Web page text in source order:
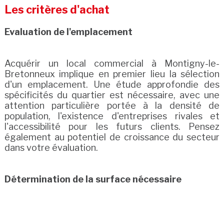
Les critères d'achat
Evaluation de l'emplacement
Acquérir un local commercial à Montigny-le-
Bretonneux implique en premier lieu la sélection
d'un emplacement. Une étude approfondie des
spécificités du quartier est nécessaire, avec une
attention particulière portée à la densité de
population, l'existence d'entreprises rivales et
l'accessibilité pour les futurs clients. Pensez
également au potentiel de croissance du secteur
dans votre évaluation.
Détermination de la surface nécessaire